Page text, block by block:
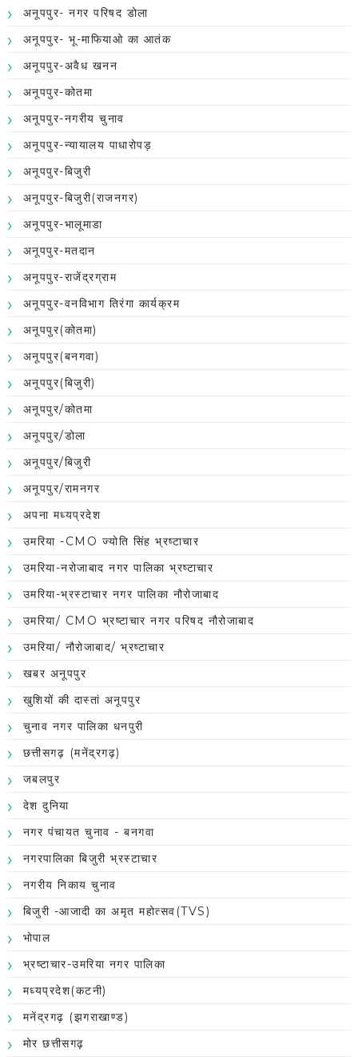
अनूपपुर- नगर परिषद डोला
अनूपपुर- भू-माफियाओ का आतंक
अनूपपुर-अवैध खनन
अनूपपुर-कोतमा
अनूपपुर-नगरीय चुनाव
अनूपपुर-न्यायालय पाधारोपड़
अनूपपुर-बिजुरी
अनूपपुर-बिजुरी(राजनगर)
अनूपपुर-भालूमाडा
अनूपपुर-मतदान
अनूपपुर-राजेंद्रग्राम
अनूपपुर-वनविभाग तिरंगा कार्यक्रम
अनूपपुर(कोतमा)
अनूपपुर(बनगवा)
अनूपपुर(बिजुरी)
अनूपपुर/कोतमा
अनूपपुर/डोला
अनूपपुर/बिजुरी
अनूपपुर/रामनगर
अपना मध्यप्रदेश
उमरिया -CMO ज्योति सिंह भ्रष्टाचार
उमरिया-नरोजाबाद नगर पालिका भ्रष्टाचार
उमरिया-भ्रस्टाचार नगर पालिका नौरोजाबाद
उमरिया/ CMO भ्रष्टाचार नगर परिषद नौरोजाबाद
उमरिया/ नौरोजाबाद/ भ्रष्टाचार
खबर अनूपपुर
खुशियों की दास्तां अनूपपुर
चुनाव नगर पालिका धनपुरी
छत्तीसगढ़ (मनेंद्रगढ़)
जबलपुर
देश दुनिया
नगर पंचायत चुनाव - बनगवा
नगरपालिका बिजुरी भ्रस्टाचार
नगरीय निकाय चुनाव
बिजुरी -आजादी का अमृत महोत्सव(TVS)
भोपाल
भ्रष्टाचार-उमरिया नगर पालिका
मध्यप्रदेश(कटनी)
मनेंद्रगढ़ (झगराखाण्ड)
मोर छत्तीसगढ़